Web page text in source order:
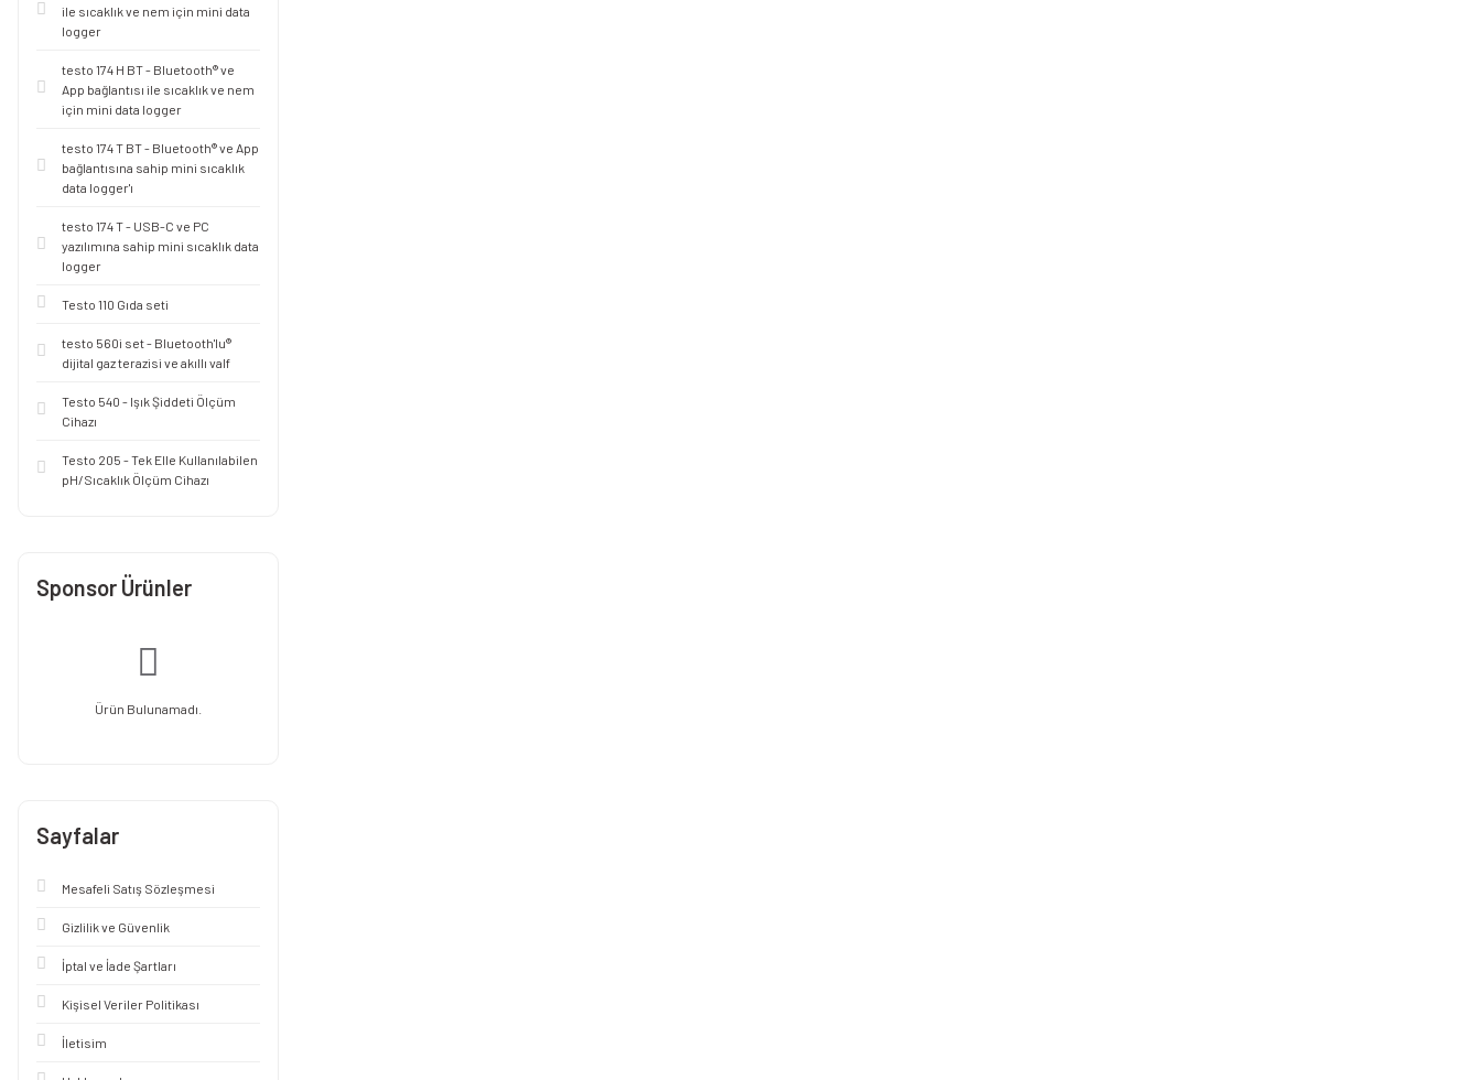
ile sıcaklık ve nem için mini data
logger
testo 174 H BT - Bluetooth® ve
App bağlantısı ile sıcaklık ve nem
için mini data logger
testo 174 T BT - Bluetooth® ve App
bağlantısına sahip mini sıcaklık
data logger'ı
testo 174 T - USB-C ve PC
yazılımına sahip mini sıcaklık data
logger
Testo 110 Gıda seti
testo 560i set - Bluetooth'lu®
dijital gaz terazisi ve akıllı valf
Testo 540 - Işık Şiddeti Ölçüm
Cihazı
Testo 205 - Tek Elle Kullanılabilen
pH/Sıcaklık Ölçüm Cihazı
Sponsor Ürünler
Ürün Bulunamadı.
Sayfalar
Mesafeli Satış Sözleşmesi
Gizlilik ve Güvenlik
İptal ve İade Şartları
Kişisel Veriler Politikası
İletisim